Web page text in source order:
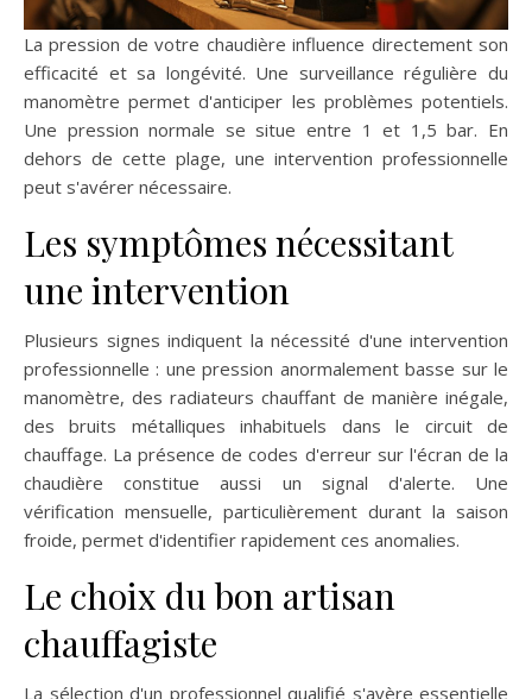
La pression de votre chaudière influence directement son
efficacité et sa longévité. Une surveillance régulière du
manomètre permet d'anticiper les problèmes potentiels.
Une pression normale se situe entre 1 et 1,5 bar. En
dehors de cette plage, une intervention professionnelle
peut s'avérer nécessaire.
Les symptômes nécessitant
une intervention
Plusieurs signes indiquent la nécessité d'une intervention
professionnelle : une pression anormalement basse sur le
manomètre, des radiateurs chauffant de manière inégale,
des bruits métalliques inhabituels dans le circuit de
chauffage. La présence de codes d'erreur sur l'écran de la
chaudière constitue aussi un signal d'alerte. Une
vérification mensuelle, particulièrement durant la saison
froide, permet d'identifier rapidement ces anomalies.
Le choix du bon artisan
chauffagiste
La sélection d'un professionnel qualifié s'avère essentielle